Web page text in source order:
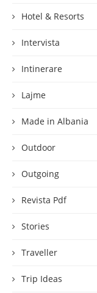
Hotel & Resorts
Intervista
Intinerare
Lajme
Made in Albania
Outdoor
Outgoing
Revista Pdf
Stories
Traveller
Trip Ideas